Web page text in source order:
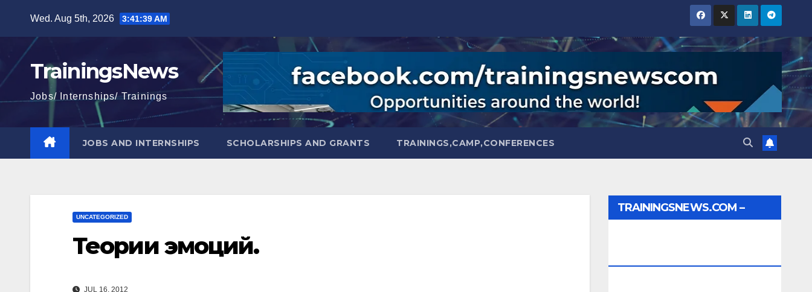
content
Wed. Aug 5th, 2026 3:41:40 AM
TrainingsNews
Jobs/ Internships/ Trainings
JOBS AND INTERNSHIPS SCHOLARSHIPS AND GRANTS TRAININGS,CAMP,CONFERENCES
UNCATEGORIZED
Теории эмоций.
JUL 16, 2012
TRAININGSNEWS.COM –